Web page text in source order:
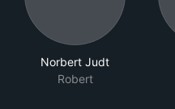
Norbert Judt
Robert